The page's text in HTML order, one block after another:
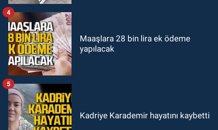
Maaşlara 28 bin lira ek ödeme
yapılacak
4
Kadriye Karademir hayatını kaybetti
5